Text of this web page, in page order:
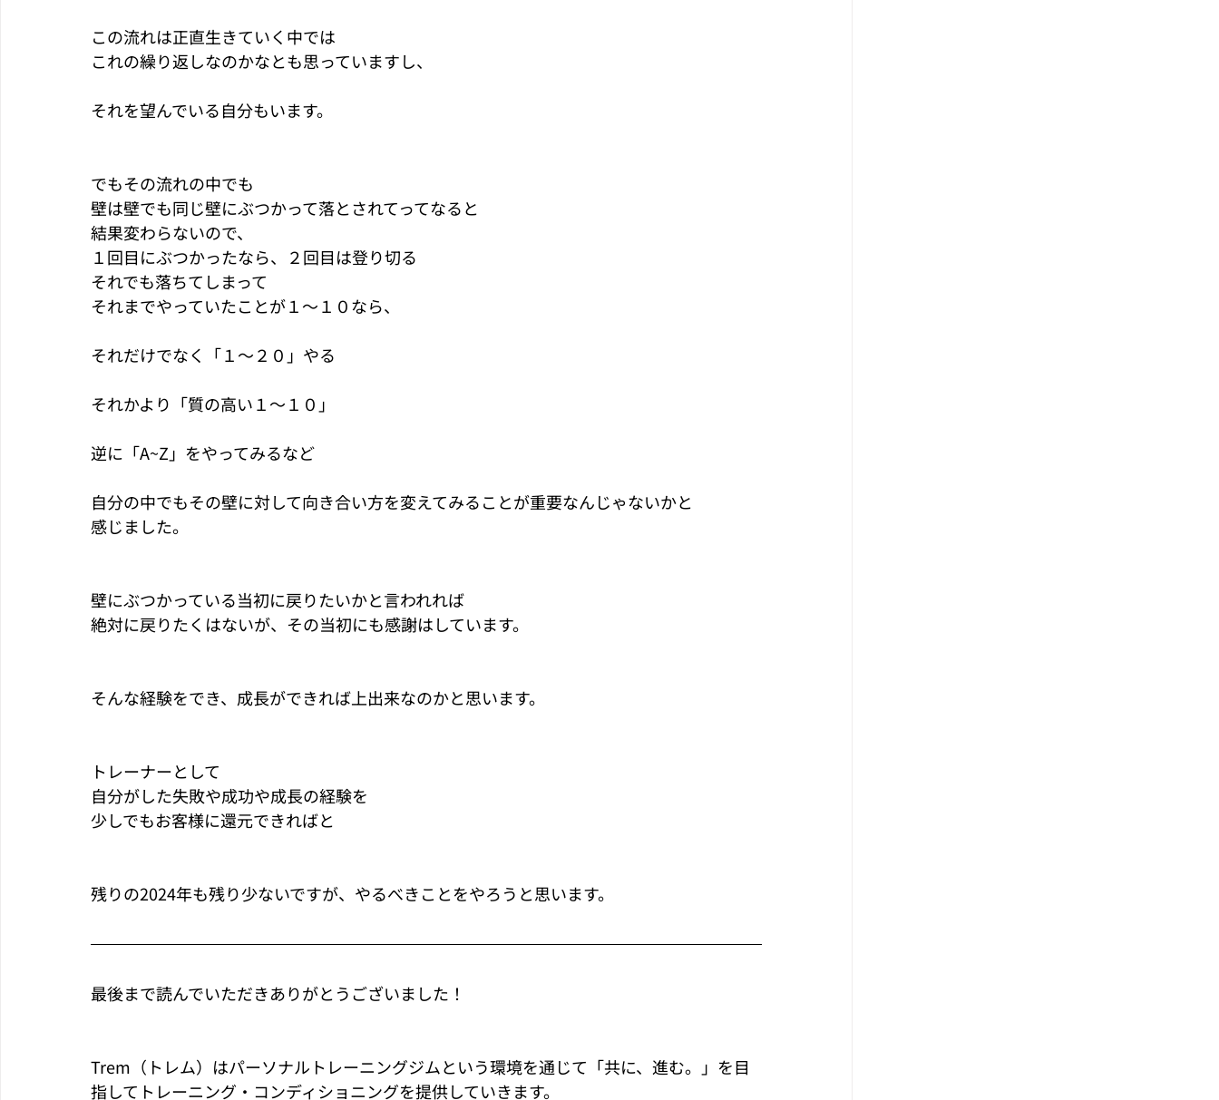
この流れは正直生きていく中では
これの繰り返しなのかなとも思っていますし、
それを望んでいる自分もいます。
でもその流れの中でも
壁は壁でも同じ壁にぶつかって落とされてってなると
結果変わらないので、
１回目にぶつかったなら、２回目は登り切る
それでも落ちてしまって
それまでやっていたことが１〜１０なら、
それだけでなく「１〜２０」やる
それかより「質の高い１〜１０」
逆に「A~Z」をやってみるなど
自分の中でもその壁に対して向き合い方を変えてみることが重要なんじゃないかと
感じました。
壁にぶつかっている当初に戻りたいかと言われれば
絶対に戻りたくはないが、その当初にも感謝はしています。
そんな経験をでき、成長ができれば上出来なのかと思います。
トレーナーとして
自分がした失敗や成功や成長の経験を
少しでもお客様に還元できればと
残りの2024年も残り少ないですが、やるべきことをやろうと思います。
最後まで読んでいただきありがとうございました！
Trem（トレム）はパーソナルトレーニングジムという環境を通じて「共に、進む。」を目
指してトレーニング・コンディショニングを提供していきます。